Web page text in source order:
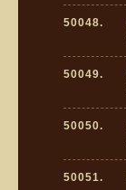
50048.
50049.
50050.
50051.